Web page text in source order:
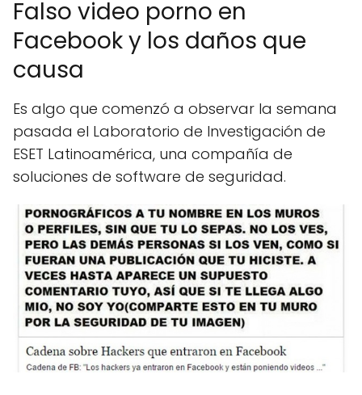
Falso video porno en
Facebook y los daños que
causa
Es algo que comenzó a observar la semana
pasada el Laboratorio de Investigación de
ESET Latinoamérica, una compañía de
soluciones de software de seguridad.